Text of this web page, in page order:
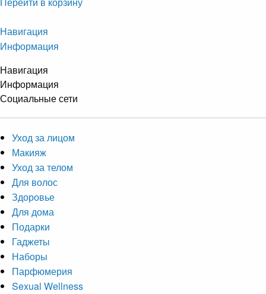
Навигация
Информация
Навигация
Информация
Социальные сети
Уход за лицом
Макияж
Уход за телом
Для волос
Здоровье
Для дома
Подарки
Гаджеты
Наборы
Парфюмерия
Sexual Wellness